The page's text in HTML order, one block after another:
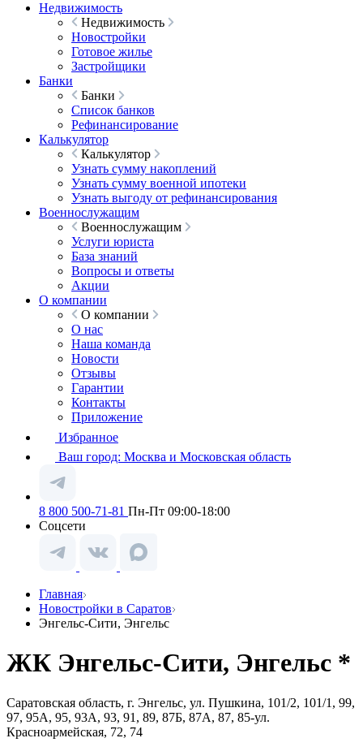
Недвижимость
Недвижимость
Новостройки
Готовое жилье
Застройщики
Банки
Банки
Список банков
Рефинансирование
Калькулятор
Калькулятор
Узнать сумму накоплений
Узнать сумму военной ипотеки
Узнать выгоду от рефинансирования
Военнослужащим
Военнослужащим
Услуги юриста
База знаний
Вопросы и ответы
Акции
О компании
О компании
О нас
Наша команда
Новости
Отзывы
Гарантии
Контакты
Приложение
Избранное
Ваш город: Москва и Московская область
8 800 500-71-81 Пн-Пт 09:00-18:00
Соцсети
Главная
Новостройки в Саратов
Энгельс-Сити, Энгельс
ЖК Энгельс-Сити, Энгельс *
Саратовская область, г. Энгельс, ул. Пушкина, 101/2, 101/1, 99,
97, 95А, 95, 93А, 93, 91, 89, 87Б, 87А, 87, 85-ул.
Красноармейская, 72, 74